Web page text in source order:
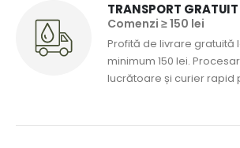
TRANSPORT GRATUIT
Comenzi ≥ 150 lei
Profită de livrare gratuită
minimum 150 lei.
lucrătoare și curier rapid